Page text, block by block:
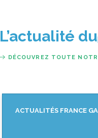
L’actualité
DÉCOUVREZ TOUTE
ACTUALITÉS FRANCE